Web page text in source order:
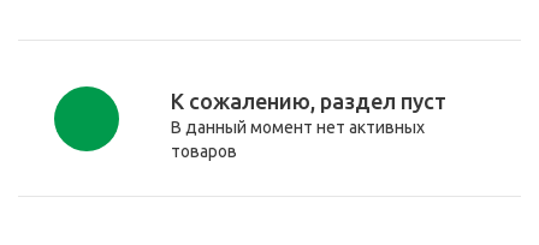
К сожалению, раздел пуст
В данный момент нет активных
товаров